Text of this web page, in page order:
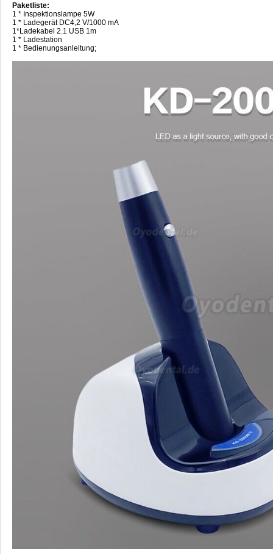
Paketliste:
1 * Inspektionslampe 5W
1 * Ladegerät DC4,2 V/1000 mA
1*Ladekabel 2.1 USB 1m
1 * Ladestation
1 * Bedienungsanleitung;